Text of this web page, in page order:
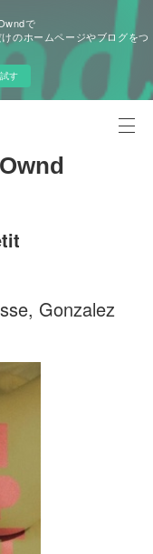
で
のホームページやブログをつ
す
Gonzalez